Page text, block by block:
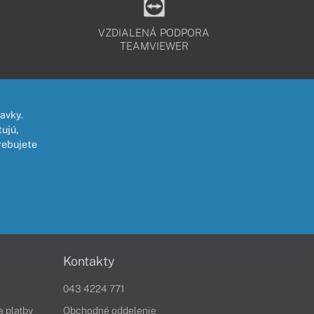
SÚHLAS so začatím poskytovania
služby pred uplynutím lehoty na
odstúpenie od zmluvy, čím strácate
VZDIALENÁ PODPORA
TEAMVIEWER
platby
Kontakty
043 4224 771
Obchodné oddelenie